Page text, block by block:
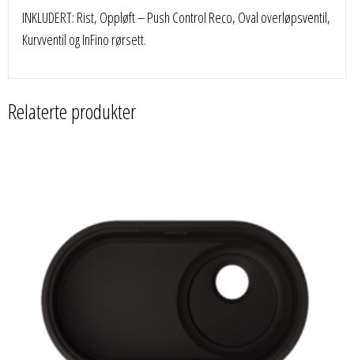
INKLUDERT: Rist, Oppløft – Push Control Reco, Oval overløpsventil,
Kurvventil og InFino rørsett.
Relaterte produkter